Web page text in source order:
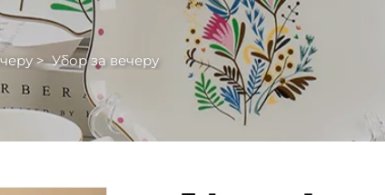
>Убор за вечеру